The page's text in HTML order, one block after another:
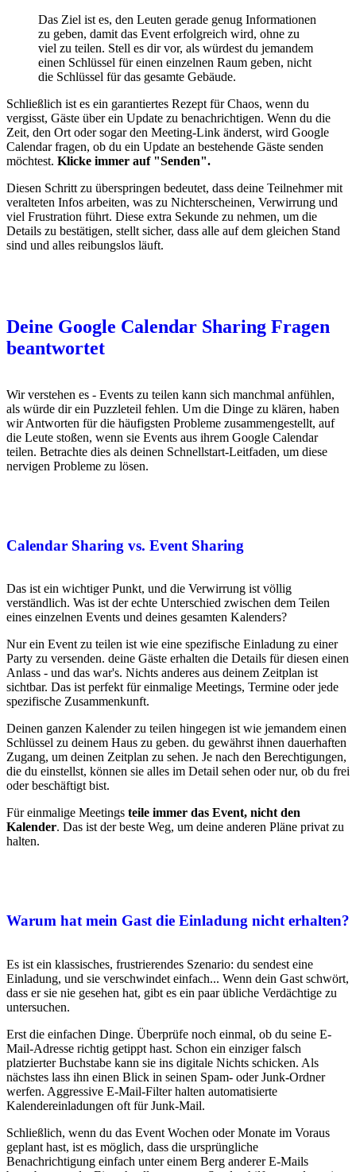
Das Ziel ist es, den Leuten gerade genug Informationen
zu geben, damit das Event erfolgreich wird, ohne zu
viel zu teilen. Stell es dir vor, als würdest du jemandem
einen Schlüssel für einen einzelnen Raum geben, nicht
die Schlüssel für das gesamte Gebäude.
Schließlich ist es ein garantiertes Rezept für Chaos, wenn du
vergisst, Gäste über ein Update zu benachrichtigen. Wenn du die
Zeit, den Ort oder sogar den Meeting-Link änderst, wird Google
Calendar fragen, ob du ein Update an bestehende Gäste senden
möchtest. Klicke immer auf "Senden".
Diesen Schritt zu überspringen bedeutet, dass deine Teilnehmer mit
veralteten Infos arbeiten, was zu Nichterscheinen, Verwirrung und
viel Frustration führt. Diese extra Sekunde zu nehmen, um die
Details zu bestätigen, stellt sicher, dass alle auf dem gleichen Stand
sind und alles reibungslos läuft.
Deine Google Calendar Sharing Fragen
beantwortet
Wir verstehen es - Events zu teilen kann sich manchmal anfühlen,
als würde dir ein Puzzleteil fehlen. Um die Dinge zu klären, haben
wir Antworten für die häufigsten Probleme zusammengestellt, auf
die Leute stoßen, wenn sie Events aus ihrem Google Calendar
teilen. Betrachte dies als deinen Schnellstart-Leitfaden, um diese
nervigen Probleme zu lösen.
Calendar Sharing vs. Event Sharing
Das ist ein wichtiger Punkt, und die Verwirrung ist völlig
verständlich. Was ist der echte Unterschied zwischen dem Teilen
eines einzelnen Events und deines gesamten Kalenders?
Nur ein Event zu teilen ist wie eine spezifische Einladung zu einer
Party zu versenden. deine Gäste erhalten die Details für diesen einen
Anlass - und das war's. Nichts anderes aus deinem Zeitplan ist
sichtbar. Das ist perfekt für einmalige Meetings, Termine oder jede
spezifische Zusammenkunft.
Deinen ganzen Kalender zu teilen hingegen ist wie jemandem einen
Schlüssel zu deinem Haus zu geben. du gewährst ihnen dauerhaften
Zugang, um deinen Zeitplan zu sehen. Je nach den Berechtigungen,
die du einstellst, können sie alles im Detail sehen oder nur, ob du frei
oder beschäftigt bist.
Für einmalige Meetings teile immer das Event, nicht den
Kalender. Das ist der beste Weg, um deine anderen Pläne privat zu
halten.
Warum hat mein Gast die Einladung nicht erhalten?
Es ist ein klassisches, frustrierendes Szenario: du sendest eine
Einladung, und sie verschwindet einfach... Wenn dein Gast schwört,
dass er sie nie gesehen hat, gibt es ein paar übliche Verdächtige zu
untersuchen.
Erst die einfachen Dinge. Überprüfe noch einmal, ob du seine E-
Mail-Adresse richtig getippt hast. Schon ein einziger falsch
platzierter Buchstabe kann sie ins digitale Nichts schicken. Als
nächstes lass ihn einen Blick in seinen Spam- oder Junk-Ordner
werfen. Aggressive E-Mail-Filter halten automatisierte
Kalendereinladungen oft für Junk-Mail.
Schließlich, wenn du das Event Wochen oder Monate im Voraus
geplant hast, ist es möglich, dass die ursprüngliche
Benachrichtigung einfach unter einem Berg anderer E-Mails